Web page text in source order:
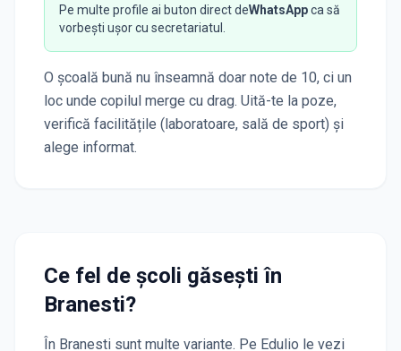
Pe multe profile ai buton direct deWhatsAppca să
vorbești ușor cu secretariatul.
O școală bună nu înseamnă doar note de 10, ci un
loc unde copilul merge cu drag. Uită-te la poze,
verifică facilitățile (laboratoare, sală de sport) și
alege informat.
Ce fel de școli găsești în
Branesti?
În Branesti sunt multe variante. Pe Edulio le vezi